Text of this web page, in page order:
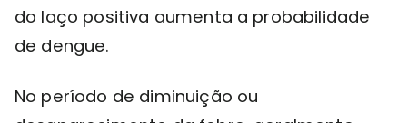
do laço positiva aumenta a probabilidade
de dengue.
No período de diminuição ou